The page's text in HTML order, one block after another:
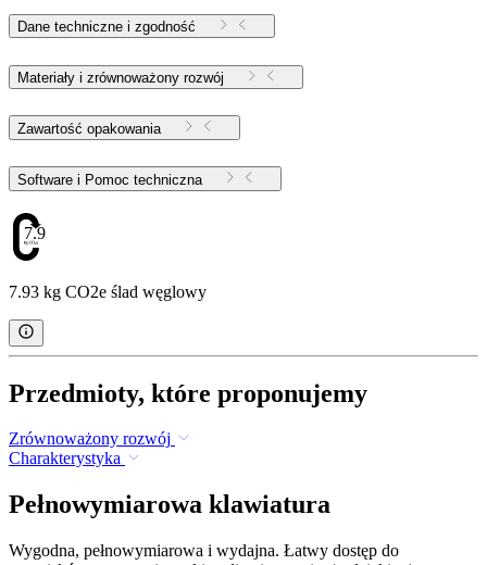
Dane techniczne i zgodność
Materiały i zrównoważony rozwój
Zawartość opakowania
Software i Pomoc techniczna
7.93
7.93 kg CO2e ślad węglowy
Przedmioty, które proponujemy
Zrównoważony rozwój
Charakterystyka
Pełnowymiarowa klawiatura
Wygodna, pełnowymiarowa i wydajna. Łatwy dostęp do